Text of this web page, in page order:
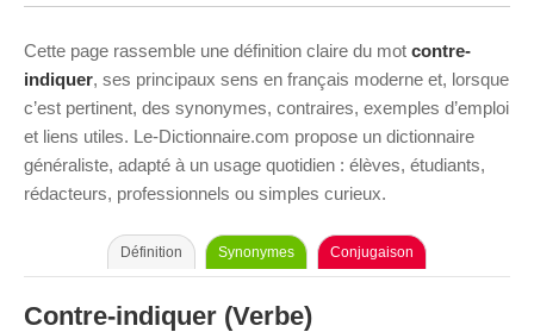
Cette page rassemble une définition claire du mot contre-
indiquer, ses principaux sens en français moderne et, lorsque
c’est pertinent, des synonymes, contraires, exemples d’emploi
et liens utiles. Le-Dictionnaire.com propose un dictionnaire
généraliste, adapté à un usage quotidien : élèves, étudiants,
rédacteurs, professionnels ou simples curieux.
Définition Synonymes Conjugaison
Contre-indiquer (Verbe)